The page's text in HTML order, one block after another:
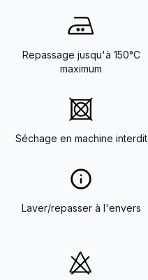
Repassage jusqu'à 150°C
maximum
Séchage en machine interdit
Laver/repasser à l'envers